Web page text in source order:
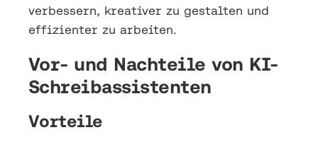
verbessern, kreativer zu gestalten und
effizienter zu arbeiten.
Vor- und Nachteile von KI-
Schreibassistenten
Vorteile